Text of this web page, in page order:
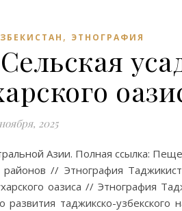
, ЭТНОГРАФИЯ
2025
Азии. Полная ссылка:
// Этнография
оазиса // Этнография
таджикско-узбекского